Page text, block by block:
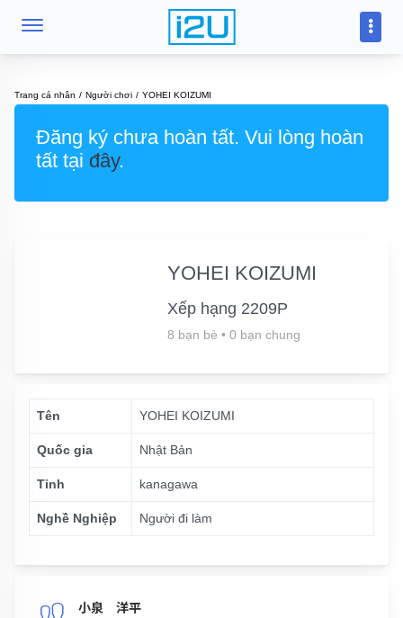
Trang cá nhân Người chơi YOHEI KOIZUMI
Đăng ký chưa hoàn tất. Vui lòng hoàn
tất tại đây.
YOHEI KOIZUMI
Xếp hạng 2209P
8 bạn bè • 0 bạn chung
Tên YOHEI KOIZUMI
Quốc gia Nhật Bản
Tỉnh kanagawa
Nghề Nghiệp Người đi làm
小泉 洋平